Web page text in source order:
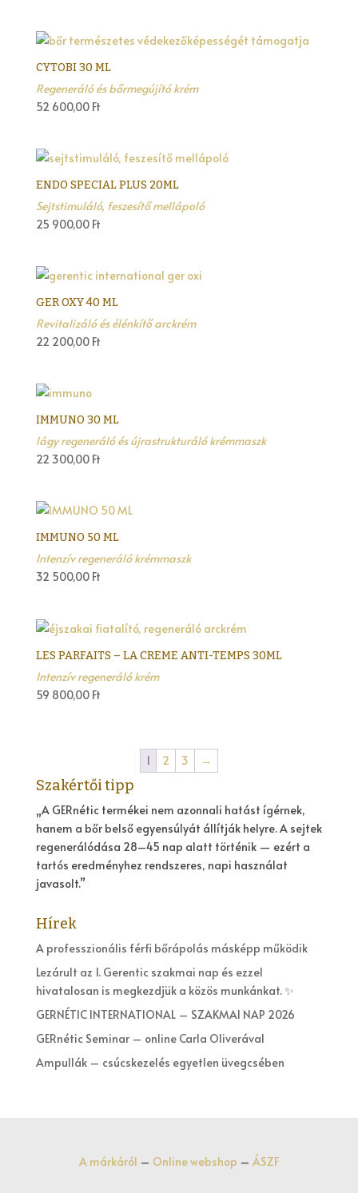
CYTOBI 30 ML
Regeneráló és bőrmegújító krém
52 600,00 Ft
ENDO SPECIAL PLUS 20ML
Sejtstimuláló, feszesítő mellápoló
25 900,00 Ft
GER OXY 40 ML
Revitalizáló és élénkítő arckrém
22 200,00 Ft
IMMUNO 30 ML
lágy regeneráló és újrastrukturáló krémmaszk
22 300,00 Ft
IMMUNO 50 ML
Intenzív regeneráló krémmaszk
32 500,00 Ft
LES PARFAITS – LA CREME ANTI-TEMPS 30ML
Intenzív regeneráló krém
59 800,00 Ft
1 2 3 →
Szakértői tipp
„A GERnétic termékei nem azonnali hatást ígérnek,
hanem a bőr belső egyensúlyát állítják helyre. A sejtek
regenerálódása 28–45 nap alatt történik — ezért a
tartós eredményhez rendszeres, napi használat
javasolt.”
Hírek
A professzionális férfi bőrápolás másképp működik
Lezárult az 1. Gerentic szakmai nap és ezzel
hivatalosan is megkezdjük a közös munkánkat. ✨
GERNÉTIC INTERNATIONAL – SZAKMAI NAP 2026
GERnétic Seminar – online Carla Oliverával
Ampullák – csúcskezelés egyetlen üvegcsében
A márkáról – Online webshop – ÁSZF